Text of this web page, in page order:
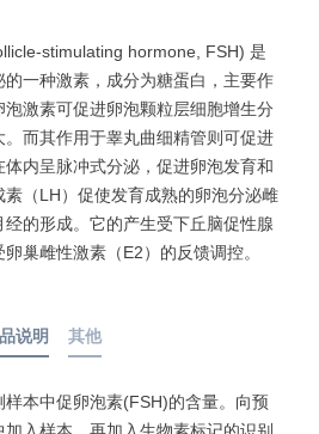
stimulating hormone, FSH) 是
一种激素，成分为糖蛋白，主要作
泡激素可促进卵泡颗粒层细胞增生分
而其作用于睾丸曲细精管则可促进
内呈脉冲式分泌，促进卵泡发育和
（LH）促使发育成熟的卵泡分泌雌
的形成。它的产生受下丘脑促性腺
巢雌性激素（E2）的反馈调控。
说明 其他
本中促卵泡素(FSH)的含量。向预